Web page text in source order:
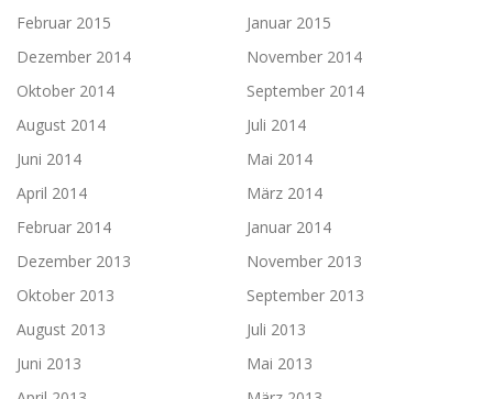
Februar 2015
Januar 2015
Dezember 2014
November 2014
Oktober 2014
September 2014
August 2014
Juli 2014
Juni 2014
Mai 2014
April 2014
März 2014
Februar 2014
Januar 2014
Dezember 2013
November 2013
Oktober 2013
September 2013
August 2013
Juli 2013
Juni 2013
Mai 2013